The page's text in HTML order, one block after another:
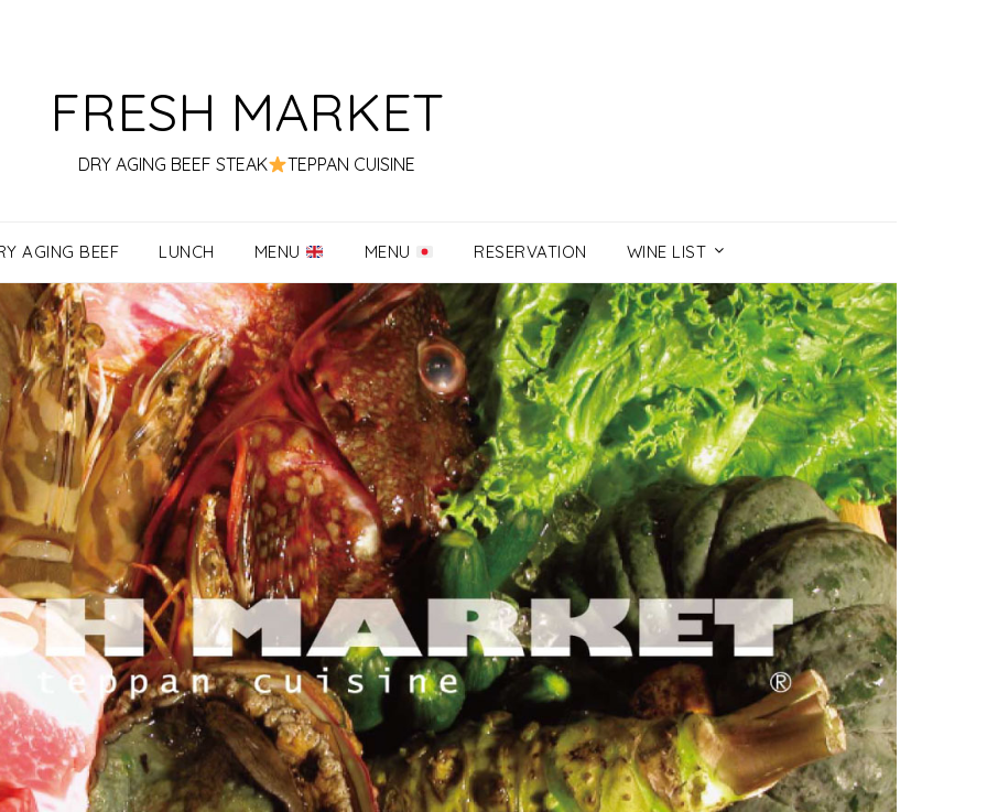
FRESH MARKET
DRY AGING BEEF STEAK TEPPAN CUISINE
AGING BEEF LUNCH MENU MENU RESERVATION WINE LIST